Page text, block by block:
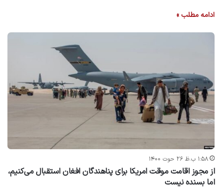
ادامه مطلب »
۱:۵۸ ب.ظ ۲۶ حوت ۱۴۰۰
از مجوز اقامت موقت امریکا برای پناهندگان افغان استقبال می‌کنیم،
اما بسنده نیست